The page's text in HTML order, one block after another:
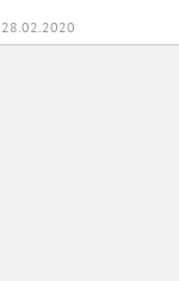
28.02.2020